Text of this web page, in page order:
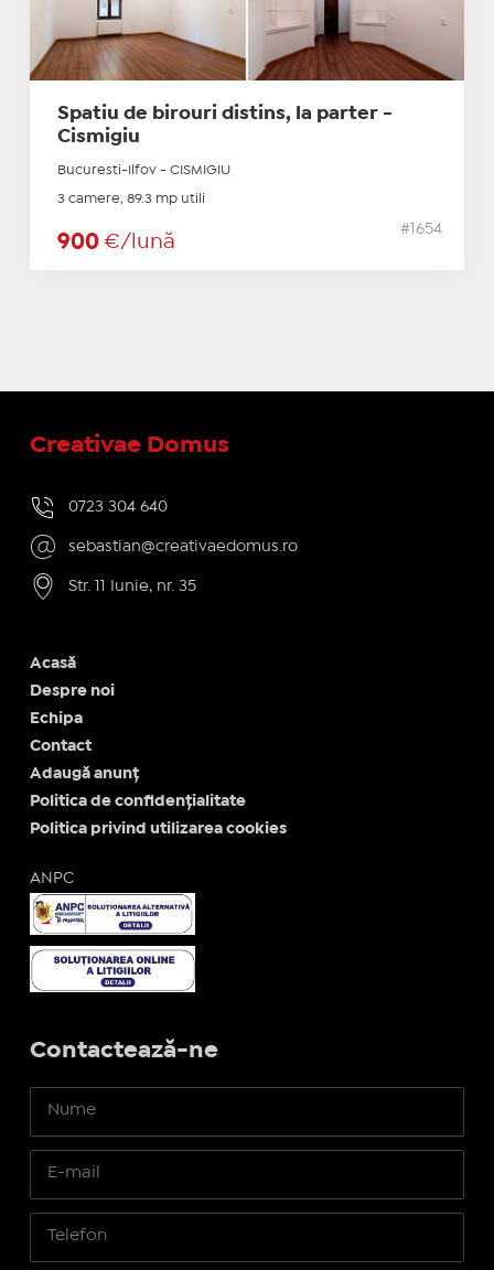
Spatiu de birouri distins, la parter -
Cismigiu
Bucuresti-Ilfov - CISMIGIU
3 camere, 89.3 mp utili
900 €/lună
#1654
Creativae Domus
0723 304 640
sebastian@creativaedomus.ro
Str. 11 Iunie, nr. 35
Acasă
Despre noi
Echipa
Contact
Adaugă anunț
Politica de confidențialitate
Politica privind utilizarea cookies
ANPC
Contactează-ne